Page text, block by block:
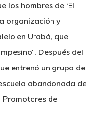
los hombres de ‘El
organización y
en Urabá, que
Después del
entrenó un grupo de
abandonada de
Promotores de